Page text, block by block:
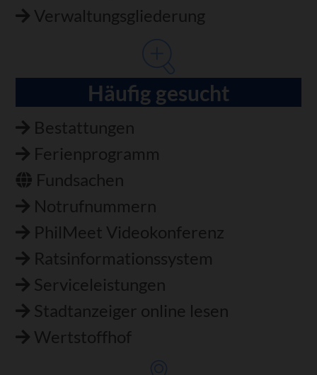
Verwaltungsgliederung
Häufig gesucht
Bestattungen
Ferienprogramm
Fundsachen
Notrufnummern
PhilMeet Videokonferenz
Ratsinformationssystem
Serviceleistungen
Stadtanzeiger online lesen
Wertstoffhof